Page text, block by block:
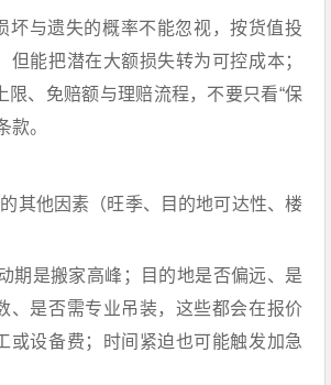
坏与遗失的概率不能忽视，按货值投
但能把潜在大额损失转为可控成本；
限、免赔额与理赔流程，不要只看“保
款。
其他因素（旺季、目的地可达性、楼
期是搬家高峰；目的地是否偏远、是
、是否需专业吊装，这些都会在报价
或设备费；时间紧迫也可能触发加急